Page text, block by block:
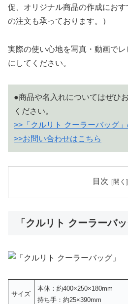
促、オリジナル商品の作成にお
の注文も承っております。）
実際の使い心地を写真・動画で
にしてください。
●商品や名入れについてはぜひ
ください。
>>「クルリト クーラーバッグ
>>お問い合わせはこちら
目次
「クルリト クーラーバ
サイズ
本体：約400×250×180mm
持ち手：約25×390mm